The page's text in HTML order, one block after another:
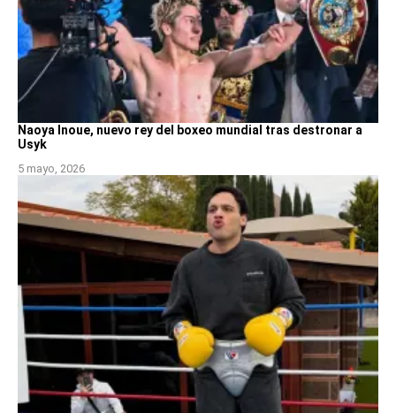
Naoya Inoue, nuevo rey del boxeo mundial tras destronar a
Usyk
5 mayo, 2026